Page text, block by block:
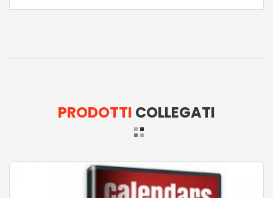
PRODOTTI COLLEGATI